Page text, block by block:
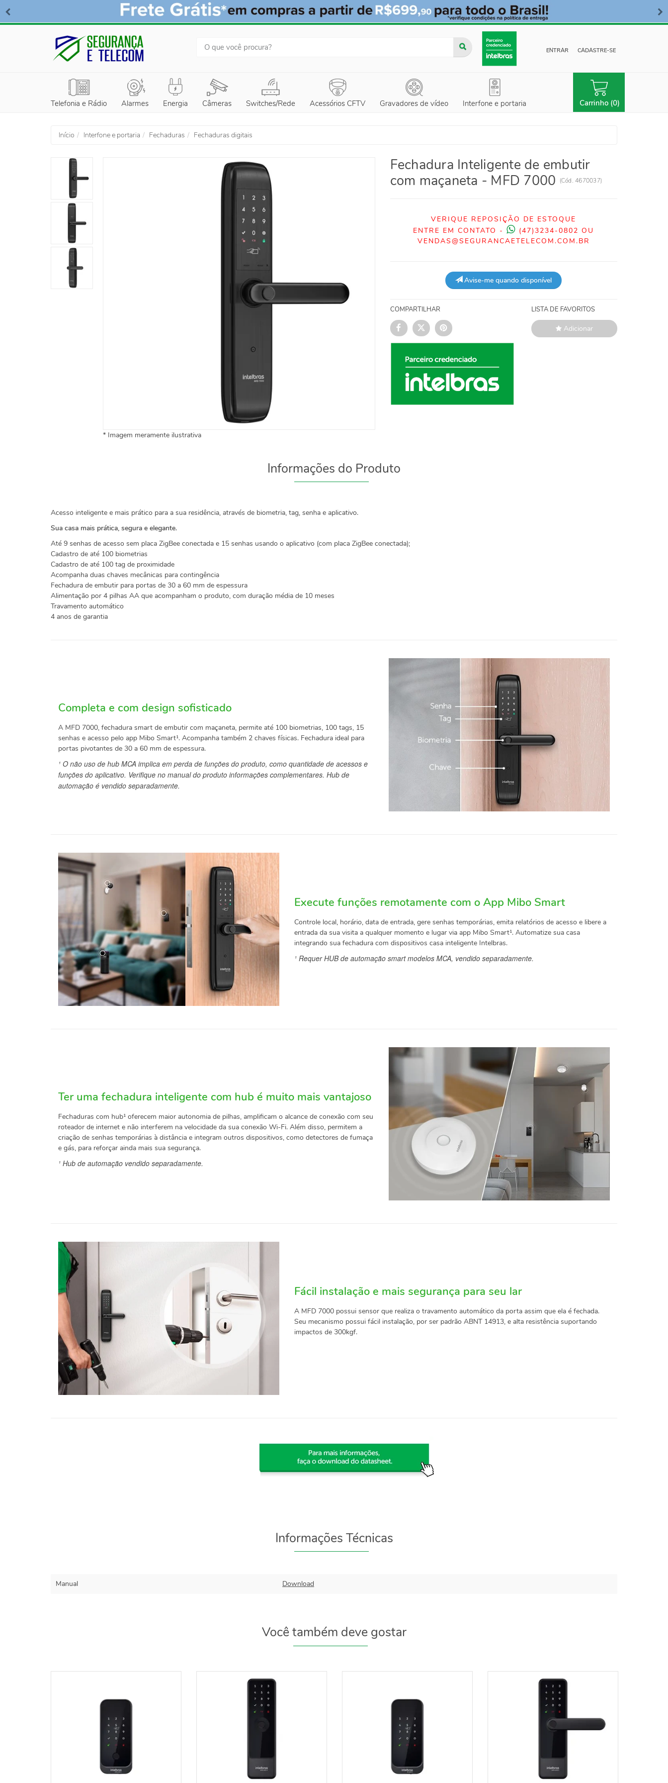
ENTRAR
CADASTRE-SE
Telefonia e Rádio Alarmes Energia Câmeras Switches/Rede Acessórios CFTV Gravadores de vídeo Interfone e portaria Carrinho (0)
Início Interfone e portaria Fechaduras Fechaduras digitais
Fechadura Inteligente de embutir
com maçaneta - MFD 7000
(Cód. 4670037)
VERIQUE REPOSIÇÃO DE ESTOQUE
ENTRE EM CONTATO -
(47)3234-0802 OU
VENDAS@SEGURANCAETELECOM.COM.BR
Avise-me quando disponível
COMPARTILHAR LISTA DE FAVORITOS
Adicionar
Informações do Produto
Acesso inteligente e mais prático para a sua residência, através de biometria, tag, senha e aplicativo.
Sua casa mais prática, segura e elegante.
Até 9 senhas de acesso sem placa ZigBee conectada e 15 senhas usando o aplicativo (com placa ZigBee conectada);
Cadastro de até 100 biometrias
Cadastro de até 100 tag de proximidade
Acompanha duas chaves mecânicas para contingência
Fechadura de embutir para portas de 30 a 60 mm de espessura
Alimentação por 4 pilhas AA que acompanham o produto, com duração média de 10 meses
Travamento automático
4 anos de garantia
Completa e com design sofisticado
A MFD 7000, fechadura smart de embutir com maçaneta, permite até 100 biometrias, 100 tags, 15
senhas e acesso pelo app Mibo Smart¹. Acompanha também 2 chaves físicas. Fechadura ideal para
portas pivotantes de 30 a 60 mm de espessura.
¹ O não uso de hub MCA implica em perda de funções do produto, como quantidade de acessos e
funções do aplicativo. Verifique no manual do produto informações complementares. Hub de
automação é vendido separadamente.
Execute funções remotamente com o App Mibo Smart
Controle local, horário, data de entrada, gere senhas temporárias, emita relatórios de acesso e libere a
entrada da sua visita a qualquer momento e lugar via app Mibo Smart¹. Automatize sua casa
integrando sua fechadura com dispositivos casa inteligente Intelbras.
¹ Requer HUB de automação smart modelos MCA, vendido separadamente.
Ter uma fechadura inteligente com hub é muito mais vantajoso
Fechaduras com hub¹ oferecem maior autonomia de pilhas, amplificam o alcance de conexão com seu
roteador de internet e não interferem na velocidade da sua conexão Wi-Fi. Além disso, permitem a
criação de senhas temporárias à distância e integram outros dispositivos, como detectores de fumaça
e gás, para reforçar ainda mais sua segurança.
¹ Hub de automação vendido separadamente.
Fácil instalação e mais segurança para seu lar
A MFD 7000 possui sensor que realiza o travamento automático da porta assim que ela é fechada.
Seu mecanismo possui fácil instalação, por ser padrão ABNT 14913, e alta resistência suportando
impactos de 300kgf.
Informações Técnicas
Manual Download
Você também deve gostar